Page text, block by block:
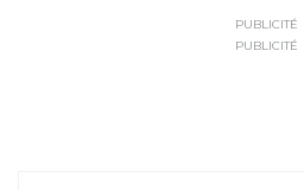
PUBLICITÉ
PUBLICITÉ